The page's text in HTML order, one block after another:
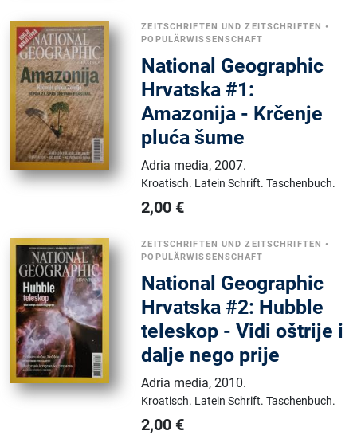
ZEITSCHRIFTEN UND ZEITSCHRIFTEN •
POPULÄRWISSENSCHAFT
National Geographic
Hrvatska #1:
Amazonija - Krčenje
pluća šume
Adria media,2007.
Kroatisch. Latein Schrift.Taschenbuch.
2,00 €
ZEITSCHRIFTEN UND ZEITSCHRIFTEN •
POPULÄRWISSENSCHAFT
National Geographic
Hrvatska #2: Hubble
teleskop - Vidi oštrije i
dalje nego prije
Adria media,2010.
Kroatisch. Latein Schrift.Taschenbuch.
2,00 €